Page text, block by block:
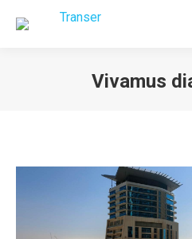
Vivamus